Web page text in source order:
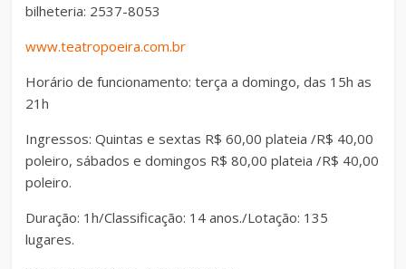
bilheteria: 2537-8053
www.teatropoeira.com.br
Horário de funcionamento: terça a domingo, das 15h as
21h
Ingressos: Quintas e sextas R$ 60,00 plateia /R$ 40,00
poleiro, sábados e domingos R$ 80,00 plateia /R$ 40,00
poleiro.
Duração: 1h/Classificação: 14 anos./Lotação: 135
lugares.